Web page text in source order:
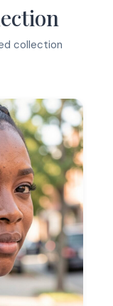
collection.